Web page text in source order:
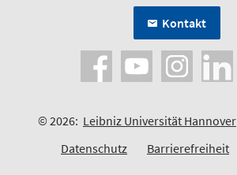
Kontakt
© 2026: Leibniz Universität Hannover
Datenschutz
Barrierefreiheit